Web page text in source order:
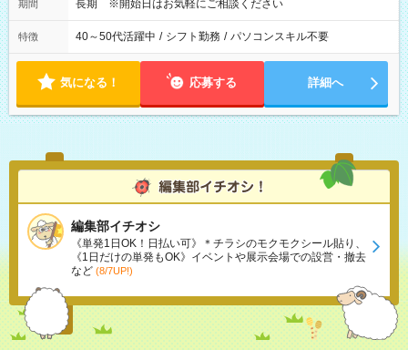
期間 長期 ※開始日はお気軽にご相談ください
特徴 40～50代活躍中 / シフト勤務 / パソコンスキル不要
気になる！ 応募する 詳細へ
編集部イチオシ
《単発1日OK！日払い可》＊チラシのモクモクシール貼り、
《1日だけの単発もOK》イベントや展示会場での設営・撤去
など (8/7UP!)